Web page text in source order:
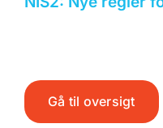
Gå til oversigt